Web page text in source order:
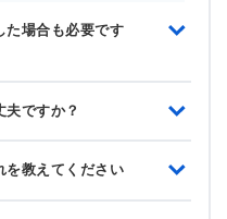
た場合も必要です
ですか？
を教えてください